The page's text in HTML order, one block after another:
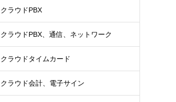
クラウドPBX
クラウドPBX、通信、ネットワーク
クラウドタイムカード
クラウド会計、電子サイン